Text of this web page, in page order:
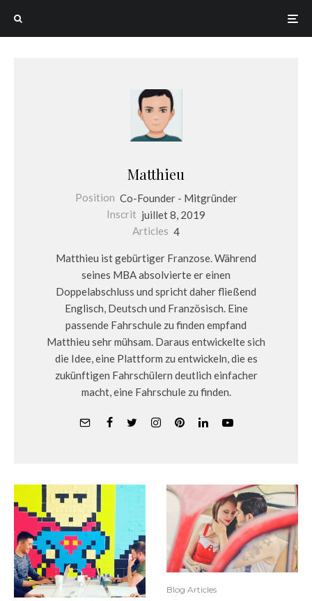
Matthieu
Position Co-Founder - Mitgründer
Inscrit juillet 8, 2019
Articles 4
Matthieu ist gebürtiger Franzose. Während
seines MBA absolvierte er einen
Doppelabschluss und spricht daher fließend
Englisch, Deutsch und Französisch. Eine
passende Fahrschule zu finden empfand
Matthieu sehr mühsam. Daraus entwickelte sich
die Idee, eine Plattform zu entwickeln, die es
zukünftigen Fahrschülern deutlich einfacher
macht, eine Fahrschule zu finden.
Blog Articles